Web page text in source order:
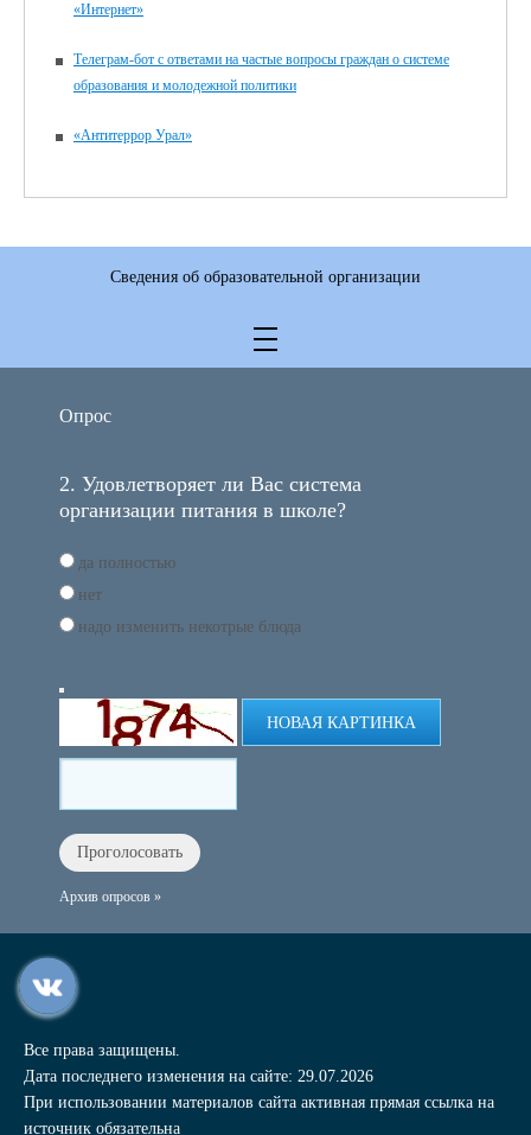
«Интернет»
Телеграм-бот с ответами на частые вопросы граждан о системе
образования и молодежной политики
«Антитеррор Урал»
Сведения об образовательной организации
Опрос
2. Удовлетворяет ли Вас система
организации питания в школе?
да полностью
нет
надо изменить некотрые блюда
НОВАЯ КАРТИНКА
Архив опросов »
Все права защищены.
Дата последнего изменения на сайте: 29.07.2026
При использовании материалов сайта активная прямая ссылка на
источник обязательна